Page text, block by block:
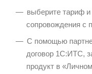
выберите тариф и
сопровождения с
С помощью
договор 1С:ИТС,
продукт в